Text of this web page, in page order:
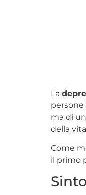
La
persone
ma di
della
Come
il primo